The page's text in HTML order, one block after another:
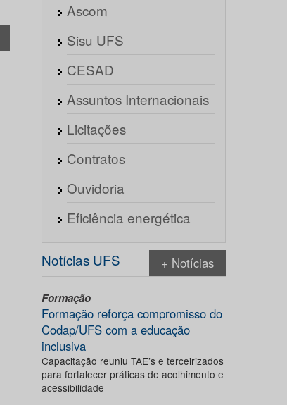
Ascom
Sisu UFS
CESAD
Assuntos Internacionais
Licitações
Contratos
Ouvidoria
Eficiência energética
Notícias UFS + Notícias
Formação
Formação reforça compromisso do
Codap/UFS com a educação
inclusiva
Capacitação reuniu TAE’s e terceirizados
para fortalecer práticas de acolhimento e
acessibilidade